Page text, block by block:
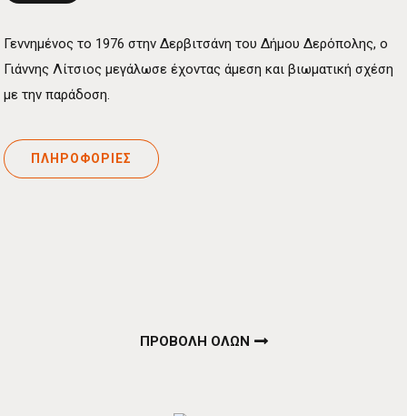
Γεννημένος το 1976 στην Δερβιτσάνη του Δήμου Δερόπολης, ο
Γιάννης Λίτσιος μεγάλωσε έχοντας άμεση και βιωματική σχέση
με την παράδοση.
ΠΛΗΡΟΦΟΡΙΕΣ
ΠΡΟΒΟΛΗ ΟΛΩΝ